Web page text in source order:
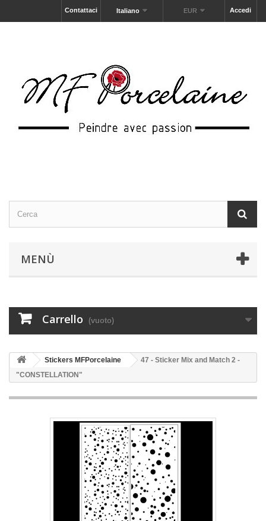
Accedi
EUR
Italiano
Contattaci
MENÙ
Carrello (vuoto)
Stickers MFPorcelaine
47 - Sticker Mix and Match 2 -
"CONSTELLATION"